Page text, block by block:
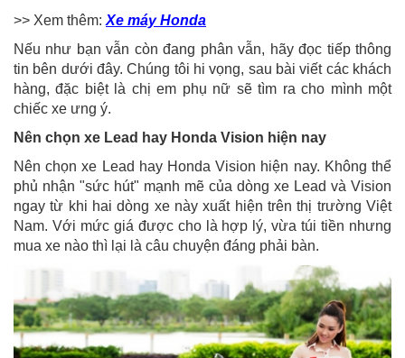
>> Xem thêm: Xe máy Honda
Nếu như bạn vẫn còn đang phân vẫn, hãy đọc tiếp thông
tin bên dưới đây. Chúng tôi hi vọng, sau bài viết các khách
hàng, đặc biệt là chị em phụ nữ sẽ tìm ra cho mình một
chiếc xe ưng ý.
Nên chọn xe Lead hay Honda Vision hiện nay
Nên chọn xe Lead hay Honda Vision hiện nay. Không thể
phủ nhận "sức hút" mạnh mẽ của dòng xe Lead và Vision
ngay từ khi hai dòng xe này xuất hiện trên thị trường Việt
Nam. Với mức giá được cho là hợp lý, vừa túi tiền nhưng
mua xe nào thì lại là câu chuyện đáng phải bàn.